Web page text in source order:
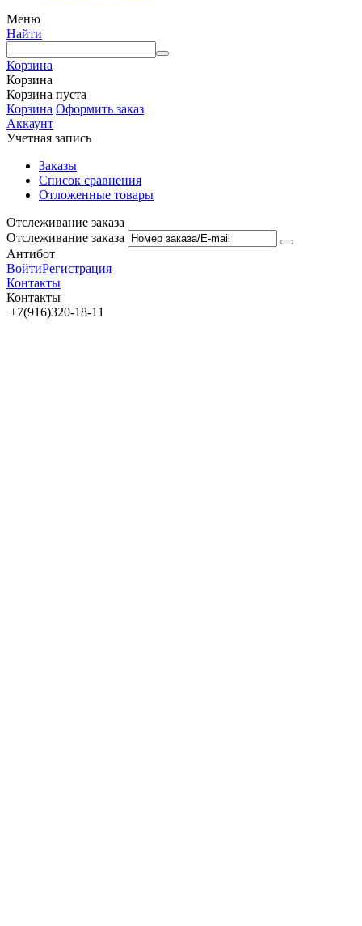
Меню
Найти
Корзина
Корзина
Корзина пуста
Корзина Оформить заказ
Аккаунт
Учетная запись
Заказы
Список сравнения
Отложенные товары
Отслеживание заказа
Отслеживание заказа
Антибот
ВойтиРегистрация
Контакты
Контакты
+7(916)320-18-11